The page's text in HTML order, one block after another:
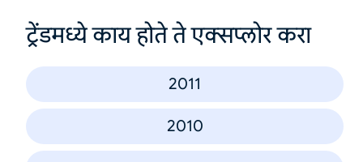
ट्रेंडमध्ये काय होते ते एक्सप्लोर करा
2011
2010